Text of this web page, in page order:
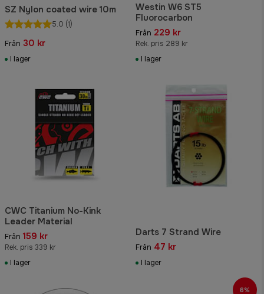
SZ Nylon coated wire 10m
5.0 (1)
Från 30 kr
I lager
Westin W6 ST5
Fluorocarbon
Från 229 kr
Rek. pris 289 kr
I lager
CWC Titanium No-Kink
Leader Material
Från 159 kr
Rek. pris 339 kr
I lager
Darts 7 Strand Wire
Från 47 kr
I lager
6%